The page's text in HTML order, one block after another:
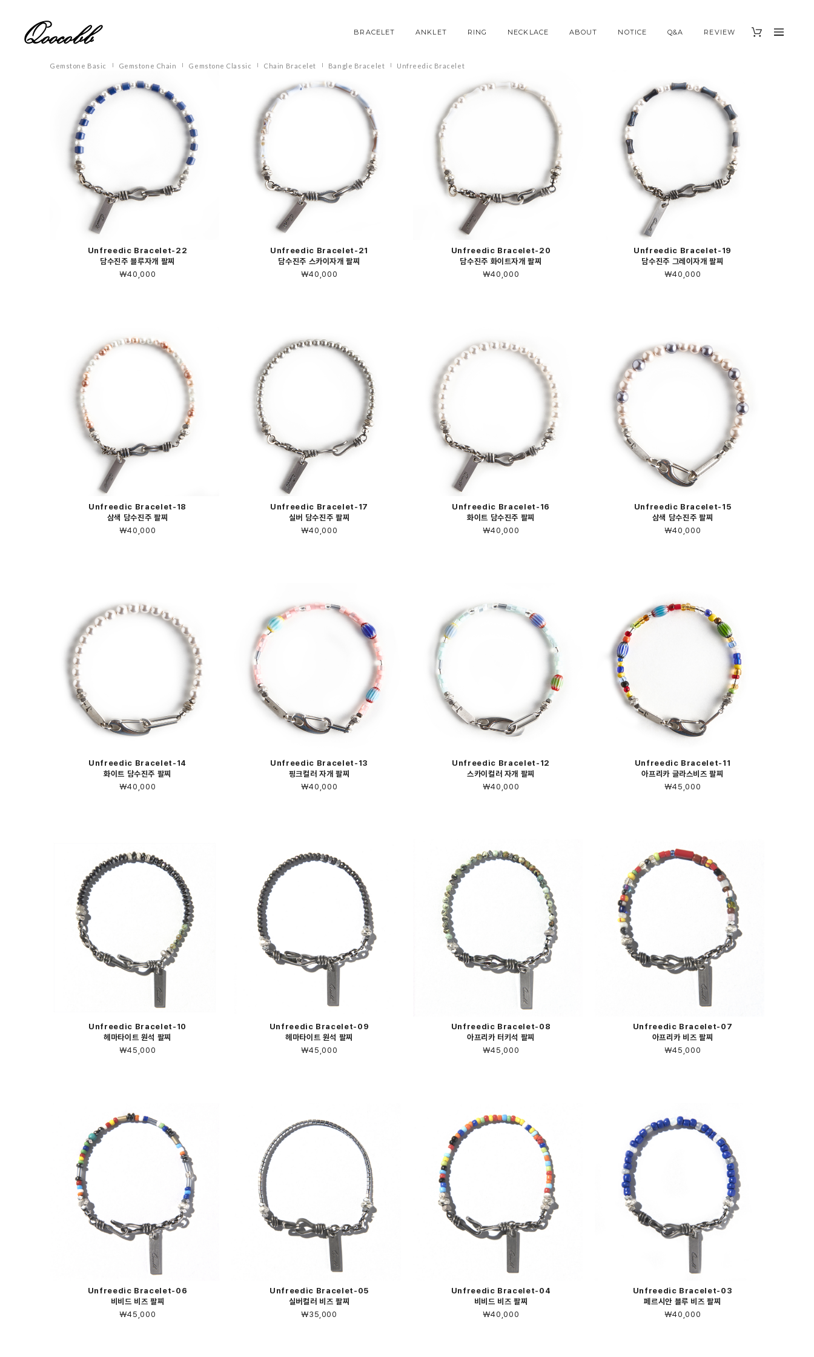
BRACELET ANKLET RING NECKLACE ABOUT NOTICE Q&A REVIEW
Gemstone Basic Gemstone Chain Gemstone Classic Chain Bracelet Bangle Bracelet Unfreedic Bracelet
Unfreedic Bracelet-22
담수진주 블루자개 팔찌
￦40,000
Unfreedic Bracelet-21
담수진주 스카이자개 팔찌
￦40,000
Unfreedic Bracelet-20
담수진주 화이트자개 팔찌
￦40,000
Unfreedic Bracelet-19
담수진주 그레이자개 팔찌
￦40,000
Unfreedic Bracelet-18
삼색 담수진주 팔찌
￦40,000
Unfreedic Bracelet-17
실버 담수진주 팔찌
￦40,000
Unfreedic Bracelet-16
화이트 담수진주 팔찌
￦40,000
Unfreedic Bracelet-15
삼색 담수진주 팔찌
￦40,000
Unfreedic Bracelet-14
화이트 담수진주 팔찌
￦40,000
Unfreedic Bracelet-13
핑크컬러 자개 팔찌
￦40,000
Unfreedic Bracelet-12
스카이컬러 자개 팔찌
￦40,000
Unfreedic Bracelet-11
아프리카 글라스비즈 팔찌
￦45,000
Unfreedic Bracelet-10
헤마타이트 원석 팔찌
￦45,000
Unfreedic Bracelet-09
헤마타이트 원석 팔찌
￦45,000
Unfreedic Bracelet-08
아프리카 터키석 팔찌
￦45,000
Unfreedic Bracelet-07
아프리카 비즈 팔찌
￦45,000
Unfreedic Bracelet-06
비비드 비즈 팔찌
￦45,000
Unfreedic Bracelet-05
실버컬러 비즈 팔찌
￦35,000
Unfreedic Bracelet-04
비비드 비즈 팔찌
￦40,000
Unfreedic Bracelet-03
페르시안 블루 비즈 팔찌
￦40,000